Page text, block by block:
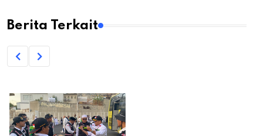
Berita Terkait